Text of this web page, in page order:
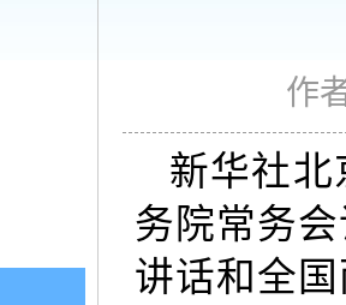
作
新华社
务院常务
讲话和全